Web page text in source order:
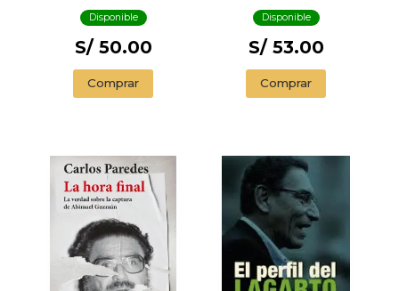
Disponible
S/ 50.00
Comprar
Disponible
S/ 53.00
Comprar